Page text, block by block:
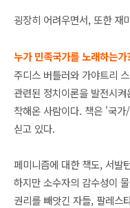
굉장히 어려우면서, 또한 재
누가 민족국가를 노래하는가
주디스 버틀러와 가야트리
관련된 정치이론을 발전시
착해온 사람이다. 책은 '국
싣고 있다.
페미니즘에 대한 책도, 서발
하지만 소수자의 감수성이
권리를 빼앗긴 자들, 팔레스